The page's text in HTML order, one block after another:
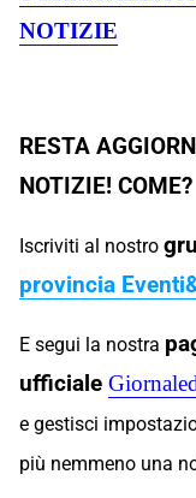
NOTIZIE
RESTA
NOTIZIE! COME?
Iscriviti al nostro
provincia
E segui la nostra
ufficiale
e gestisci
più nemmeno una